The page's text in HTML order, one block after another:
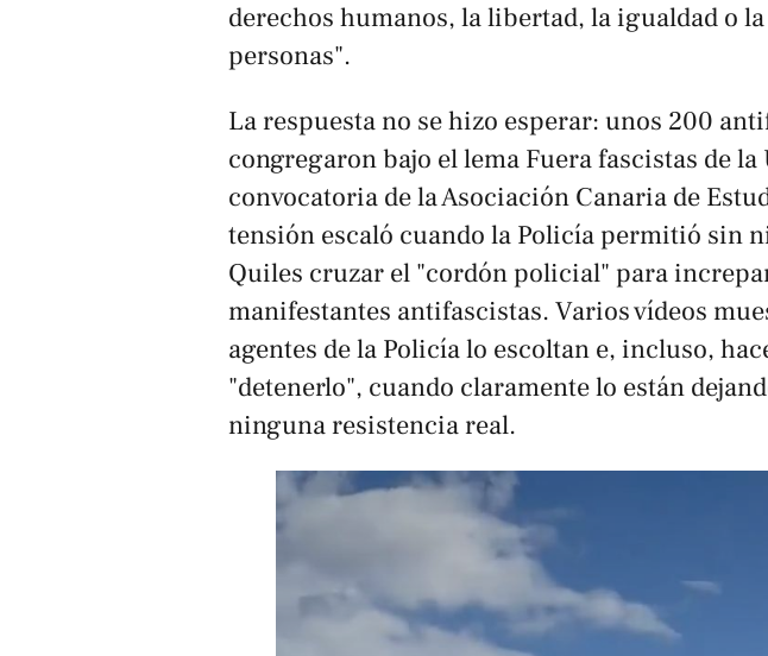
derechos humanos, la libertad, la igualdad o
personas".
La respuesta no se hizo esperar: unos 200
congregaron bajo el lema Fuera fascistas de la
convocatoria de la Asociación Canaria de
tensión escaló cuando la Policía permitió sin
Quiles cruzar el "cordón policial" para
manifestantes antifascistas. Varios vídeos
agentes de la Policía lo escoltan e, incluso,
"detenerlo", cuando claramente lo están
ninguna resistencia real.